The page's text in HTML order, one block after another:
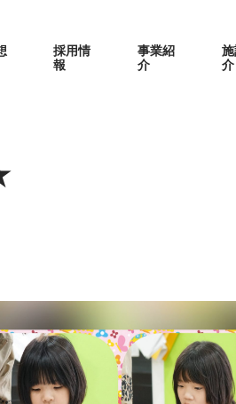
採用情
報
事業紹
介
介